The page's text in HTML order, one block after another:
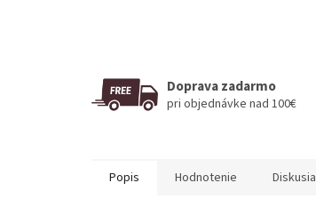
Doprava zadarmo
pri objednávke nad 100€
Popis Hodnotenie Diskusia